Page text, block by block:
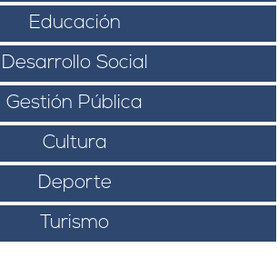
Educación
Desarrollo Social
Gestión Pública
Cultura
Deporte
Turismo